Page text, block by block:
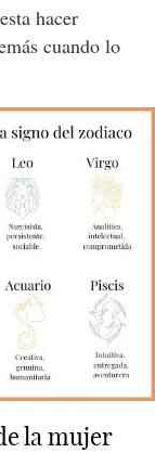
hacer
cuando lo
la mujer